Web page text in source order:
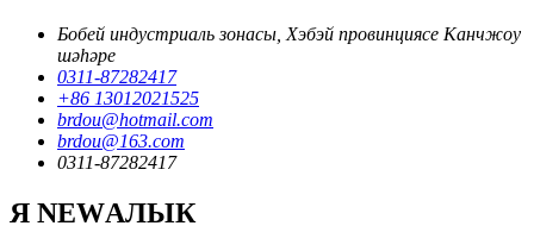
Бобей индустриаль зонасы, Хэбэй провинциясе Канчжоу
шәһәре
0311-87282417
+86 13012021525
brdou@hotmail.com
brdou@163.com
0311-87282417
Я NEWАЛЫК